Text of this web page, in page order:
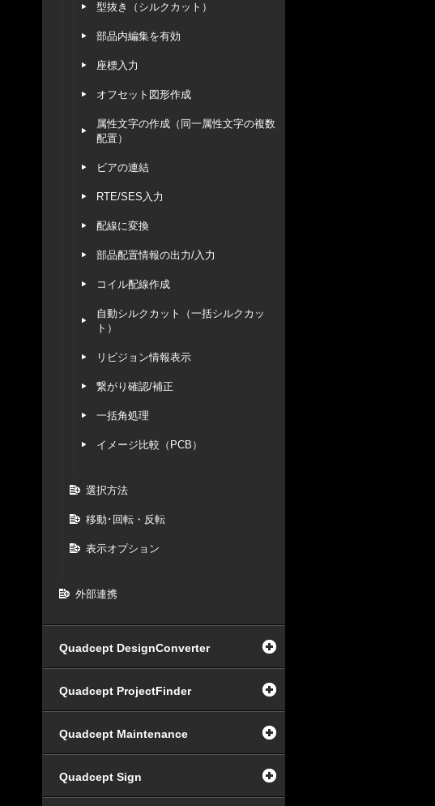
型抜き（シルクカット）
部品内編集を有効
座標入力
オフセット図形作成
属性文字の作成（同一属性文字の複数
配置）
ビアの連結
RTE/SES入力
配線に変換
部品配置情報の出力/入力
コイル配線作成
自動シルクカット（一括シルクカッ
ト）
リビジョン情報表示
繋がり確認/補正
一括角処理
イメージ比較（PCB）
選択方法
移動･回転・反転
表示オプション
外部連携
Quadcept DesignConverter
Quadcept ProjectFinder
Quadcept Maintenance
Quadcept Sign